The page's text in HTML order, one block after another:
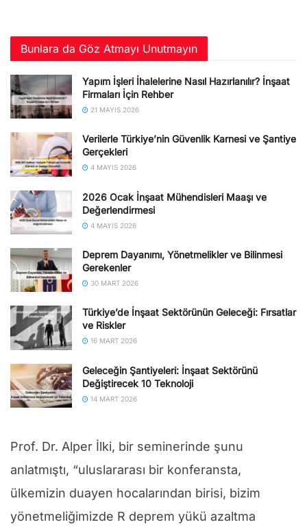
Bunlara da Göz Atmayı Unutmayın
Yapım İşleri İhalelerine Nasıl Hazırlanılır? İnşaat
Firmaları İçin Rehber
21 MAYIS 2026
Verilerle Türkiye’nin Güvenlik Karnesi ve Şantiye
Gerçekleri
4 MAYIS 2026
2026 Ocak İnşaat Mühendisleri Maaşı ve
Değerlendirmesi
4 MAYIS 2026
Deprem Dayanımı, Yönetmelikler ve Bilinmesi
Gerekenler
30 MART 2026
Türkiye’de İnşaat Sektörünün Geleceği: Fırsatlar
ve Riskler
16 MART 2026
Geleceğin Şantiyeleri: İnşaat Sektörünü
Değiştirecek 10 Teknoloji
14 MART 2026
Prof. Dr. Alper İlki, bir seminerinde şunu
anlatmıştı, “uluslararası bir konferansta,
ülkemizin duayen hocalarından birisi, bizim
yönetmeliğimizde R deprem yükü azaltma